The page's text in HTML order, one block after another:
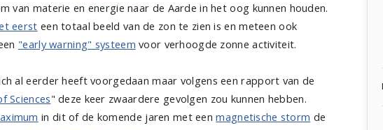
van materie en energie naar de Aarde in het oog kunnen houden.
eerst een totaal beeld van de zon te zien is en meteen ook
"early warning" systeem voor verhoogde zonne activiteit.
al eerder heeft voorgedaan maar volgens een rapport van de
Sciences" deze keer zwaardere gevolgen zou kunnen hebben.
in dit of de komende jaren met eenmagnetische storm de